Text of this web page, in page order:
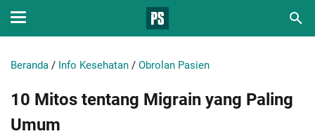
Beranda / Info Kesehatan / Obrolan Pasien
10 Mitos tentang Migrain yang Paling
Umum